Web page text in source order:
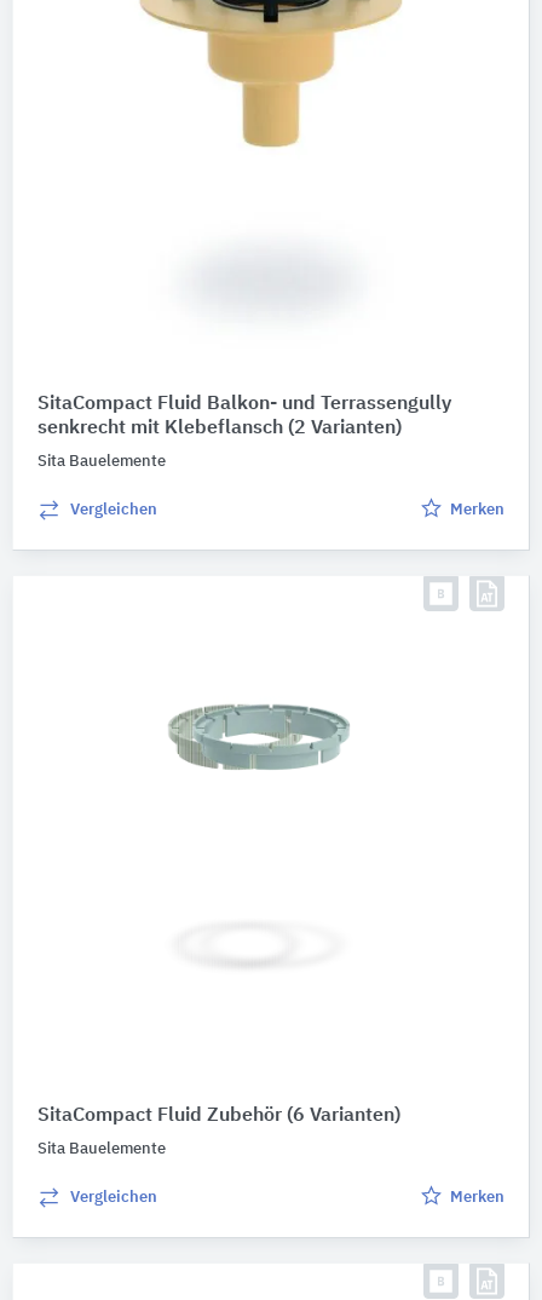
SitaCompact Fluid Balkon- und Terrassengully
senkrecht mit Klebeflansch (2 Varianten)
Sita Bauelemente
Vergleichen Merken
SitaCompact Fluid Zubehör (6 Varianten)
Sita Bauelemente
Vergleichen Merken